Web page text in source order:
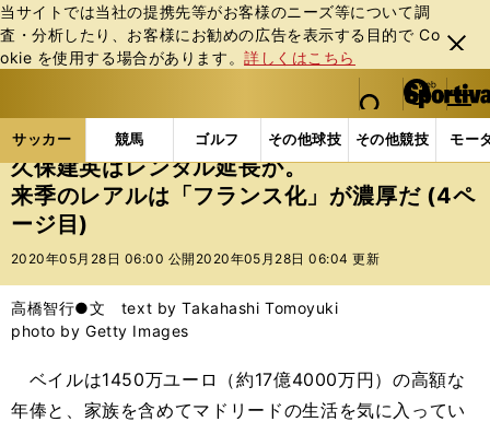
当サイトでは当社の提携先等がお客様のニーズ等について調
査・分析したり、お客様にお勧めの広告を表⽰する⽬的で Co
okie を使⽤する場合があります。詳しくはこちら
閉じ
る
web Sportiva (webスポルティーバ)
検索
マイペ
ー
ジ
メニュ
サッカー 競馬 ゴルフ その他球技 その他競技 モー
ス
ポ
ル
テ
ー
バ
サッカーの記事一覧 海外サッカー 海外サッカー
久保建英はレンタル延長か。
来季のレアルは「フランス化」が濃厚だ (4ペ
ージ目)
2020年05月28日 06:00 公開 2020年05月28日 06:04 更新
高橋智行●文 text by Takahashi Tomoyuki
photo by Getty Images
ベイルは1450万ユーロ（約17億4000万円）の高額な
年俸と、家族を含めてマドリードの生活を気に入ってい